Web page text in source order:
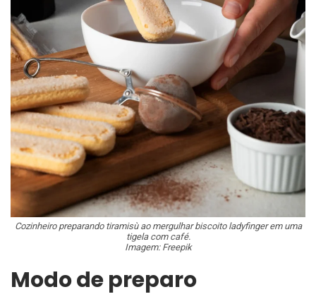
Cozinheiro preparando tiramisù ao mergulhar biscoito ladyfinger em uma
tigela com café.
Imagem: Freepik
Modo de preparo